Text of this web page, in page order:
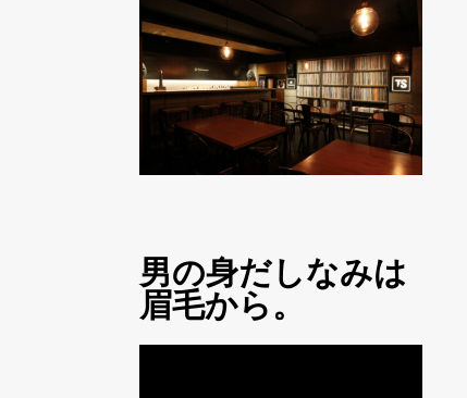
男の身だしなみは
眉毛から。